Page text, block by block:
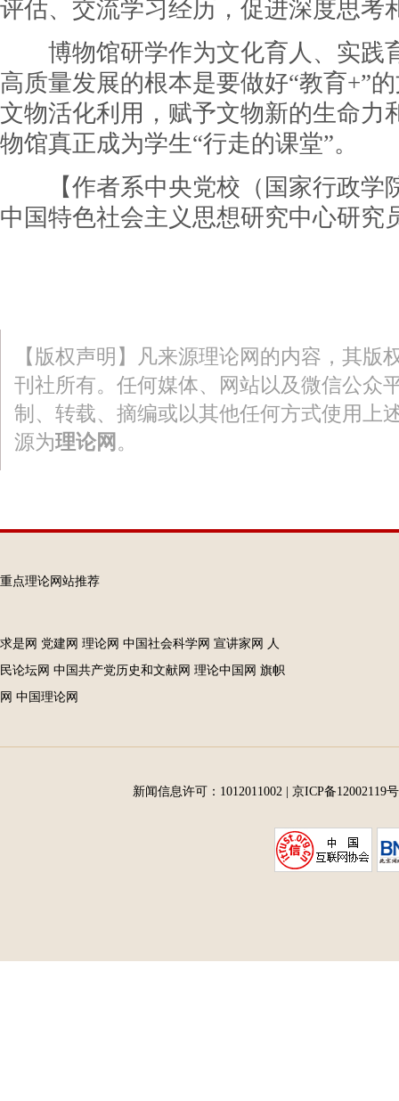
评估、交流学习经历，促进深度思考
博物馆研学作为文化育人、实践
高质量发展的根本是要做好“教育+”
文物活化利用，赋予文物新的生命力
物馆真正成为学生“行走的课堂”。
【作者系中央党校（国家行政学
中国特色社会主义思想研究中心研究
【版权声明】凡来源理论网的内容，其版
刊社所有。任何媒体、网站以及微信公众
制、转载、摘编或以其他任何方式使用上
源为理论网 。
重点理论网站推荐
求是网 党建网 理论网 中国社会科学网 宣讲家网 人
民论坛网 中国共产党历史和文献网 理论中国网 旗帜
网 中国理论网
新闻信息许可：1012011002 京ICP备12002119号